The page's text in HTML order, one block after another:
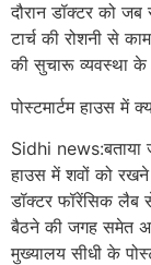
दौरान डॉक्टर को
टार्च की रोशनी से
की सुचारू व्यवस्था के
पोस्टमार्टम हाउस में
Sidhi news:बताया
हाउस में शवों को रखने
डॉक्टर फॉरेंसिक लैब
बैठने की जगह समेत
मुख्यालय सीधी के